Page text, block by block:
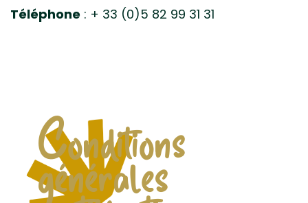
Téléphone : + 33 (0)5 82 99 31 31
Conditions
générales